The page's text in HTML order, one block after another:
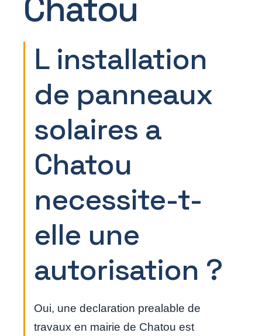
Chatou
L installation
de panneaux
solaires a
Chatou
necessite-t-
elle une
autorisation ?
Oui, une declaration prealable de
travaux en mairie de Chatou est